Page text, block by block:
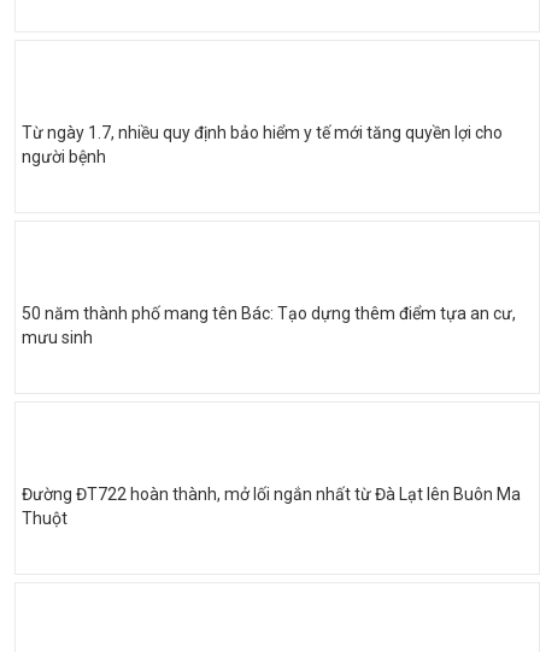
Từ ngày 1.7, nhiều quy định bảo hiểm y tế mới tăng quyền lợi cho
người bệnh
50 năm thành phố mang tên Bác: Tạo dựng thêm điểm tựa an cư,
mưu sinh
Đường ĐT722 hoàn thành, mở lối ngắn nhất từ Đà Lạt lên Buôn Ma
Thuột